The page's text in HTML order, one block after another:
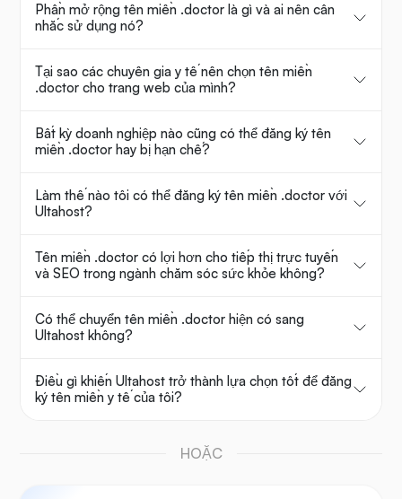
Phần mở rộng tên miền .doctor là gì và ai nên cân
nhắc sử dụng nó?
Tại sao các chuyên gia y tế nên chọn tên miền
.doctor cho trang web của mình?
Bất kỳ doanh nghiệp nào cũng có thể đăng ký tên
miền .doctor hay bị hạn chế?
Làm thế nào tôi có thể đăng ký tên miền .doctor với
Ultahost?
Tên miền .doctor có lợi hơn cho tiếp thị trực tuyến
và SEO trong ngành chăm sóc sức khỏe không?
Có thể chuyển tên miền .doctor hiện có sang
Ultahost không?
Điều gì khiến Ultahost trở thành lựa chọn tốt để đăng
ký tên miền y tế của tôi?
HOẶC